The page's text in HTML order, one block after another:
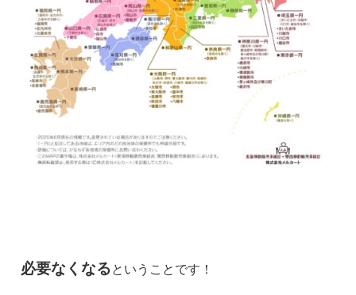
必要なくなるということです！